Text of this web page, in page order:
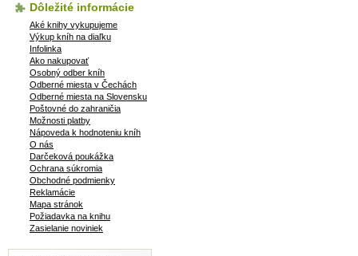
Dôležité informácie
Aké knihy vykupujeme
Výkup kníh na diaľku
Infolinka
Ako nakupovať
Osobný odber kníh
Odberné miesta v Čechách
Odberné miesta na Slovensku
Poštovné do zahraničia
Možnosti platby
Nápoveda k hodnoteniu kníh
O nás
Darčeková poukážka
Ochrana súkromia
Obchodné podmienky
Reklamácie
Mapa stránok
Požiadavka na knihu
Zasielanie noviniek